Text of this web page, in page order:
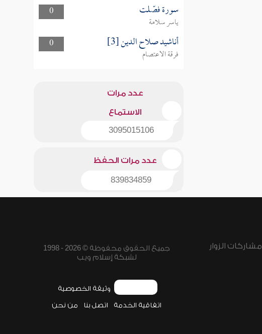
0
سورة فصّلت
ياسر سلامة
0
أناشيد صلاح الدين [3]
فرقة الاعتصام
عدد مرات
الاستماع
3095015106
عدد مرات الحفظ
839834859
مشاركات الزوار
جميع الحقوق محفوظة © 2026 - 1998
لشبكة إسلام ويب
وثيقة الخصوصية
اتفاقية الخدمة اتصل بنا من نحن